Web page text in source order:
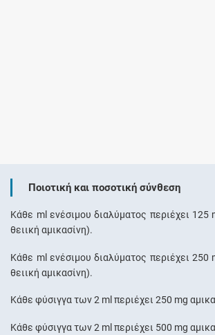
Ποιοτική και ποσοτική σύνθεση
Κάθε ml ενέσιμου διαλύματος περιέχει 125
θειική αμικασίνη).
Κάθε ml ενέσιμου διαλύματος περιέχει 250
θειική αμικασίνη).
Κάθε φύσιγγα των 2 ml περιέχει 250 mg
Κάθε φύσιγγα των 2 ml περιέχει 500 mg